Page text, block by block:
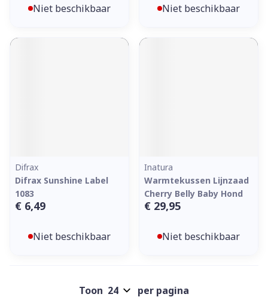
Niet beschikbaar Niet beschikbaar
Difrax
Difrax Sunshine Label
1083
€ 6,49
Niet beschikbaar
Inatura
Warmtekussen Lijnzaad
Cherry Belly Baby Hond
€ 29,95
Niet beschikbaar
Toon per pagina